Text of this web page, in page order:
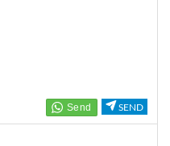
SEND